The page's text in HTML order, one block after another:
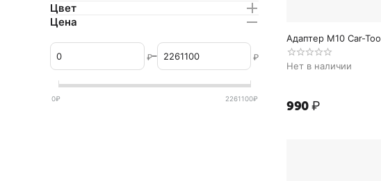
Адаптер M10 Car-
Нет в наличии
‍990‍₽
Цвет
Цена
₽– ₽
0₽ 2261100₽